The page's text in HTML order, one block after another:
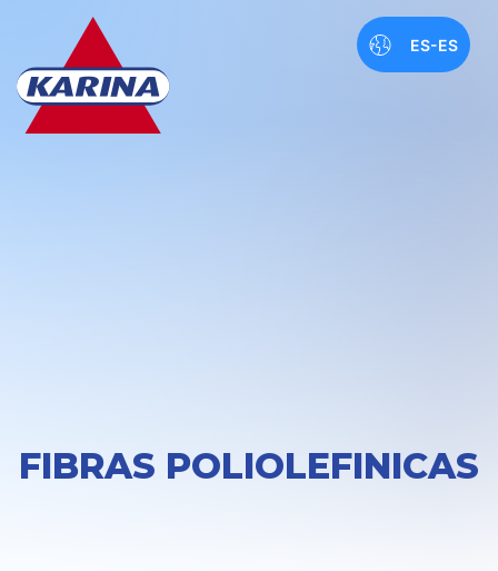
ES-ES
FIBRAS POLIOLEFINICAS